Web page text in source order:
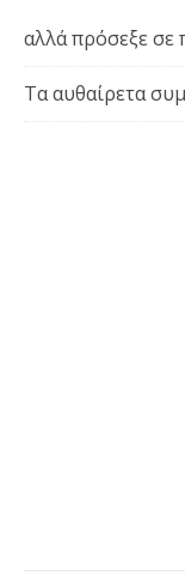
αλλά πρόσεξε σε
Τα αυθαίρετα